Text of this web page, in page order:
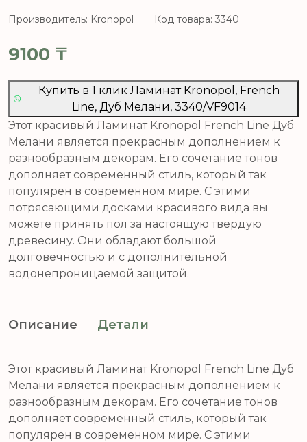
Производитель: Kronopol Код товара: 3340
9100 ₸
Купить в 1 клик Ламинат Kronopol, French
Line, Дуб Мелани, 3340/VF9014
Этот красивый Ламинат Kronopol French Line Дуб
Мелани является прекрасным дополнением к
разнообразным декорам. Его сочетание тонов
дополняет современный стиль, который так
популярен в современном мире. С этими
потрясающими досками красивого вида вы
можете принять пол за настоящую твердую
древесину. Они обладают большой
долговечностью и с дополнительной
водонепроницаемой защитой.
Описание Детали
Этот красивый Ламинат Kronopol French Line Дуб
Мелани является прекрасным дополнением к
разнообразным декорам. Его сочетание тонов
дополняет современный стиль, который так
популярен в современном мире. С этими